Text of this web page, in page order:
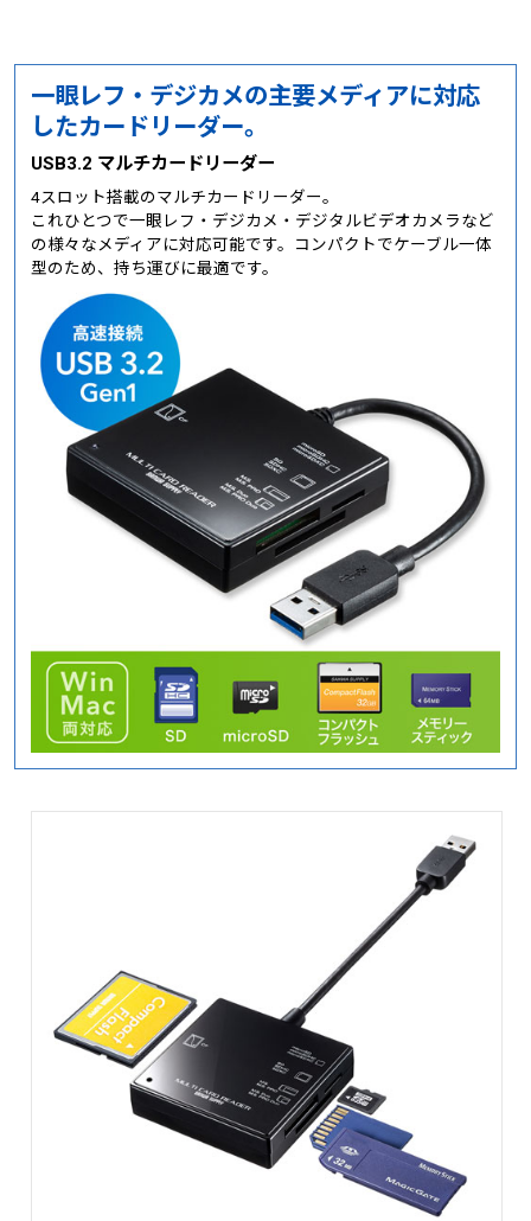
一眼レフ・デジカメの主要メディアに対応
したカードリーダー。
USB3.2 マルチカードリーダー
4スロット搭載のマルチカードリーダー。
これひとつで一眼レフ・デジカメ・デジタルビデオカメラなど
の様々なメディアに対応可能です。コンパクトでケーブル一体
型のため、持ち運びに最適です。